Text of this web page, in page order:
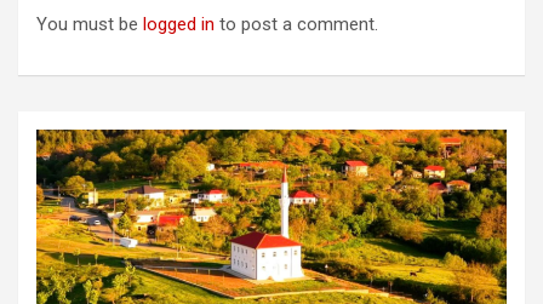
You must be logged in to post a comment.